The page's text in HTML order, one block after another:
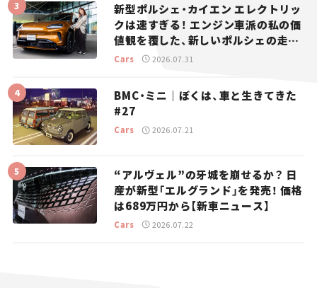
新型ポルシェ・カイエン エレクトリッ
クは速すぎる！ エンジン車派の私の価
値観を覆した、新しいポルシェの走
り。
Cars 2026.07.31
BMC・ミニ｜ぼくは、車と生きてきた
#27
Cars 2026.07.21
“アルヴェル”の牙城を崩せるか？ 日
産が新型「エルグランド」を発売！ 価格
は689万円から【新車ニュース】
Cars 2026.07.22